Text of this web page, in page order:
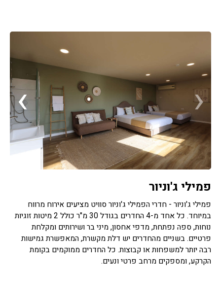
‹
›
פמילי ג'וניור
פמילי ג'וניור - חדרי הפמילי ג'וניור סוויט מציעים אירוח מרווח
במיוחד. כל אחד מ-4 החדרים בגודל 30 מ"ר כולל 2 מיטות זוגיות
נוחות, ספה נפתחת, מדפי אחסון, מיני בר ושירותים ומקלחת
פרטיים. בשניים מהחדרים יש דלת מקשרת, המאפשרת גמישות
רבה יותר למשפחות או קבוצות. כל החדרים ממוקמים בקומת
הקרקע, ומספקים מרחב פרטי ונעים.